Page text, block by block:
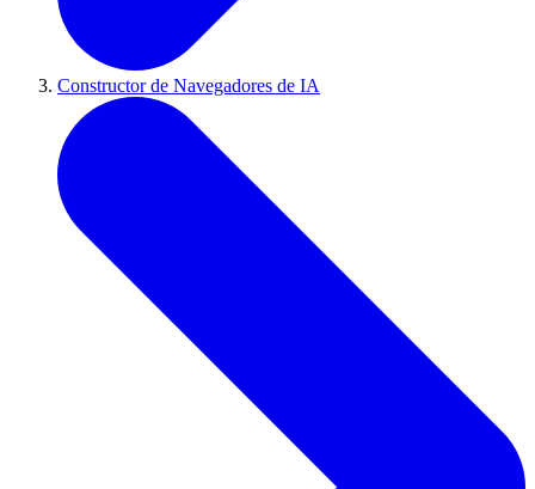
Constructor de Navegadores de IA